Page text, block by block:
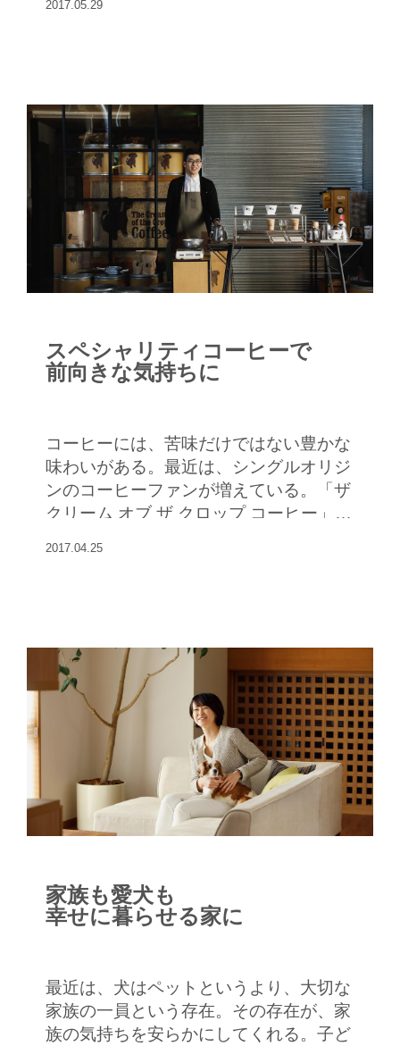
2017.05.29
スペシャリティコーヒーで
前向きな気持ちに
コーヒーには、苦味だけではない豊かな
味わいがある。最近は、シングルオリジ
ンのコーヒーファンが増えている。「ザ
クリーム オブ ザ クロップ コーヒー」清
2017.04.25
家族も愛犬も
幸せに暮らせる家に
最近は、犬はペットというより、大切な
家族の一員という存在。その存在が、家
族の気持ちを安らかにしてくれる。子ど